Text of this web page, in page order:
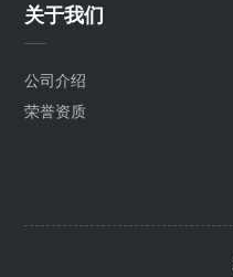
关于我们
公司介绍
荣誉资质